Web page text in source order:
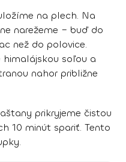
na plech. Na
narežeme – buď do
než do polovice.
soľou a
nahor približne
prikryjeme čistou
10 minút spariť. Tento